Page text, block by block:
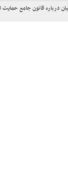
درباره قانون جامع حمایت از